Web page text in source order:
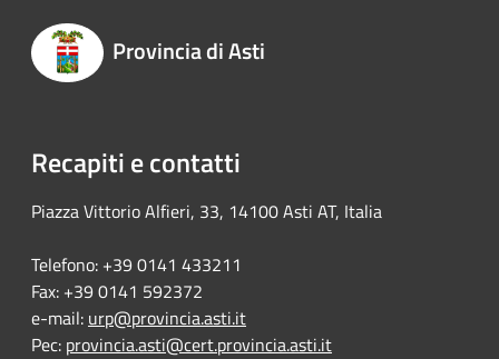
Provincia di Asti
Recapiti e contatti
Piazza Vittorio Alfieri, 33, 14100 Asti AT, Italia
Telefono: +39 0141 433211
Fax: +39 0141 592372
e-mail: urp@provincia.asti.it
Pec: provincia.asti@cert.provincia.asti.it